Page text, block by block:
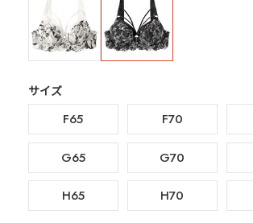
サイズ
F65 F70
G65 G70
H65
H70